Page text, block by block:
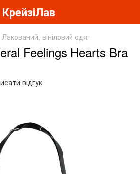
КрейзіЛав
Лакований, вініловий одяг
Feelings Hearts Bra
відгук